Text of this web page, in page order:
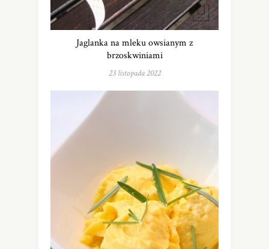
Jaglanka na mleku owsianym z
brzoskwiniami
23 listopada 2022